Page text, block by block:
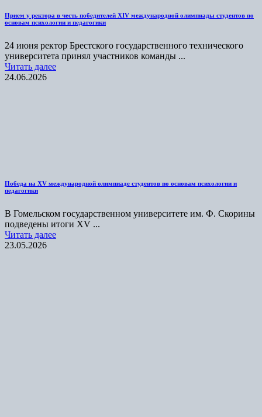
Прием у ректора в честь победителей XIV международной олимпиады студентов по
основам психологии и педагогики
24 июня ректор Брестского государственного технического
университета принял участников команды ...
Читать далее
24.06.2026
Победа на XV международной олимпиаде студентов по основам психологии и
педагогики
В Гомельском государственном университете им. Ф. Скорины
подведены итоги XV ...
Читать далее
23.05.2026